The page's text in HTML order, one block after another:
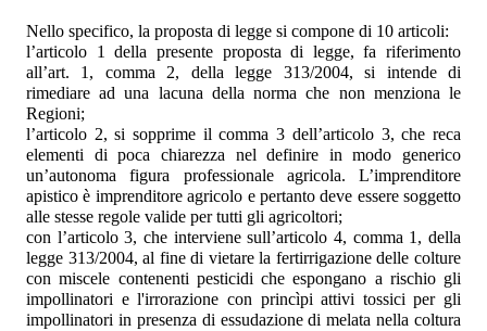
Nello specifico, la proposta di legge si compone di 10 articoli:
l’articolo 1 della presente proposta di legge, fa riferimento
all’art. 1, comma 2, della legge 313/2004, si intende di
rimediare ad una lacuna della norma che non menziona le
Regioni;
l’articolo 2, si sopprime il comma 3 dell’articolo 3, che reca
elementi di poca chiarezza nel definire in modo generico
un’autonoma figura professionale agricola. L’imprenditore
apistico è imprenditore agricolo e pertanto deve essere soggetto
alle stesse regole valide per tutti gli agricoltori;
con l’articolo 3, che interviene sull’articolo 4, comma 1, della
legge 313/2004, al fine di vietare la fertirrigazione delle colture
con miscele contenenti pesticidi che espongano a rischio gli
impollinatori e l'irrorazione con princìpi attivi tossici per gli
impollinatori in presenza di essudazione di melata nella coltura